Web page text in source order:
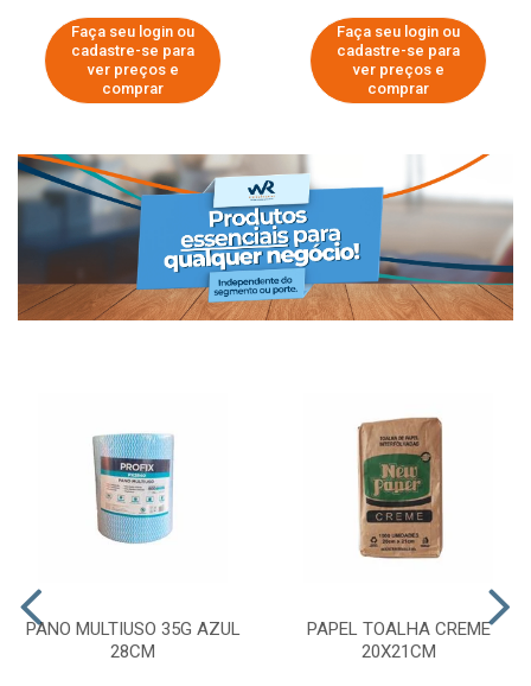
Faça seu login ou
cadastre-se para
ver preços e
comprar
Faça seu login ou
cadastre-se para
ver preços e
comprar
PANO MULTIUSO 35G AZUL
28CM
PAPEL TOALHA CREME
20X21CM